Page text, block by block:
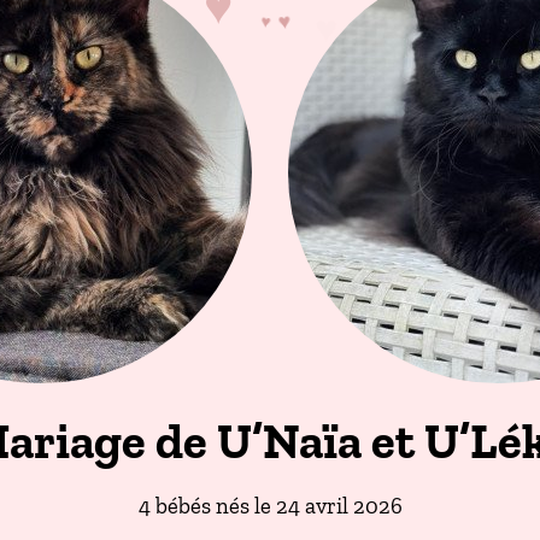
♥
♥
♥
♥
♥
de U’Naïa et
4 bébés nés le 24 avril 2026